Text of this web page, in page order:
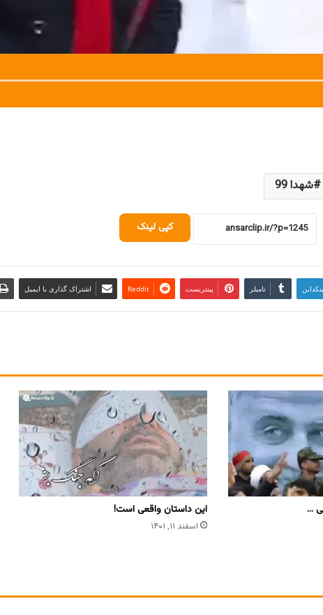
شهدا 99
کپی لینک
تامبلر پینتریست Reddit اشتراک گذاری با ایمیل
… این داستان واقعی است!
اسفند ۱۱, ۱۴۰۱